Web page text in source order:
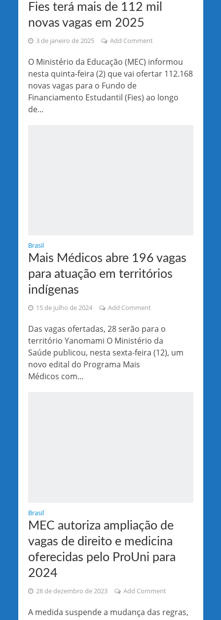
Fies terá mais de 112 mil
novas vagas em 2025
3 de janeiro de 2025 Add Comment
O Ministério da Educação (MEC) informou
nesta quinta-feira (2) que vai ofertar 112.168
novas vagas para o Fundo de
Financiamento Estudantil (Fies) ao longo
de...
Brasil
Mais Médicos abre 196 vagas
para atuação em territórios
indígenas
15 de julho de 2024 Add Comment
Das vagas ofertadas, 28 serão para o
território Yanomami O Ministério da
Saúde publicou, nesta sexta-feira (12), um
novo edital do Programa Mais
Médicos com...
Brasil
MEC autoriza ampliação de
vagas de direito e medicina
oferecidas pelo ProUni para
2024
28 de dezembro de 2023 Add Comment
A medida suspende a mudança das regras,